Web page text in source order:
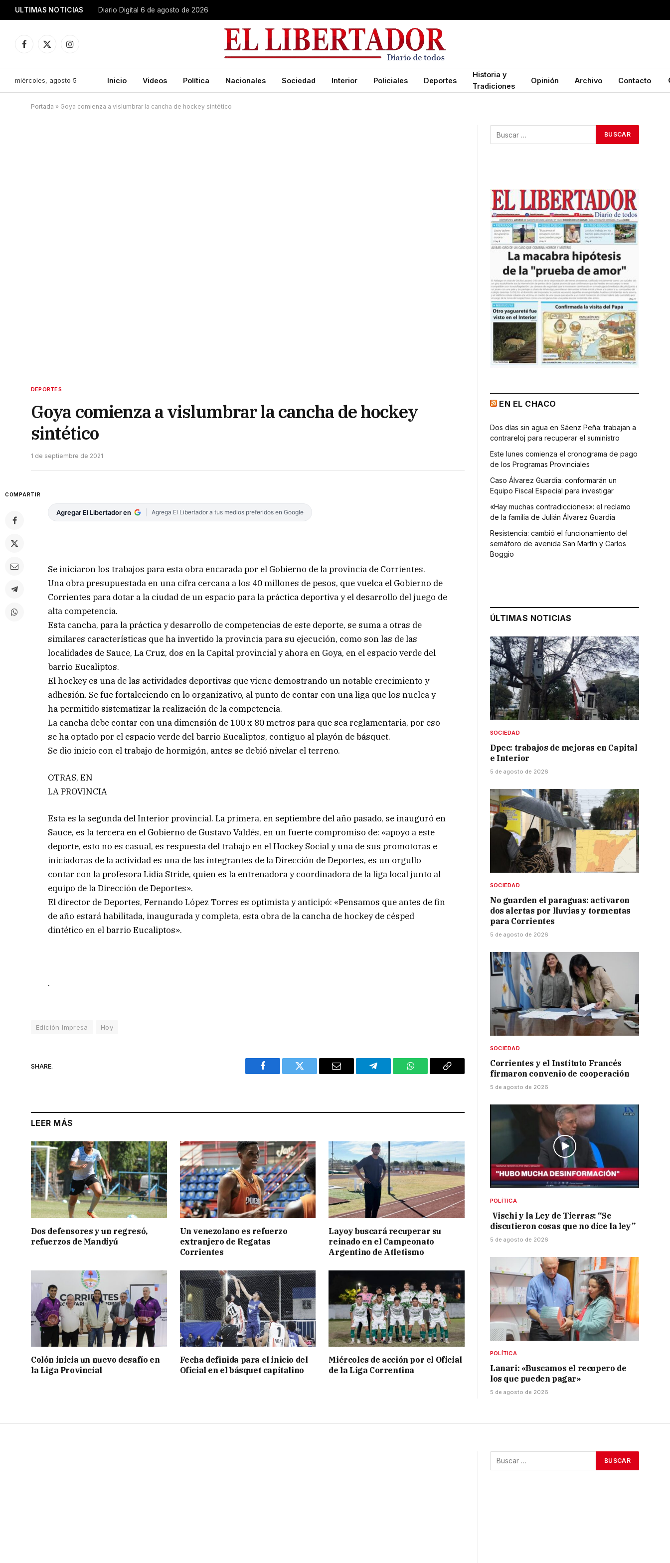
ULTIMAS NOTICIAS Diario Digital 6 de agosto de 2026
Facebook
X
Instagram
miércoles, agosto 5 Inicio Videos Política Nacionales Sociedad Interior Policiales Deportes
Historia y
Tradiciones
Opinión Archivo Contacto
Portada » Goya comienza a vislumbrar la cancha de hockey sintético
DEPORTES
Goya comienza a vislumbrar la cancha de hockey
sintético
1 de septiembre de 2021
COMPARTIR
Agregar El Libertador en Agrega El Libertador a tus medios preferidos en Google
Se iniciaron los trabajos para esta obra encarada por el Gobierno de la provincia de Corrientes.
Una obra presupuestada en una cifra cercana a los 40 millones de pesos, que vuelca el Gobierno de
Corrientes para dotar a la ciudad de un espacio para la práctica deportiva y el desarrollo del juego de
alta competencia.
Esta cancha, para la práctica y desarrollo de competencias de este deporte, se suma a otras de
similares características que ha invertido la provincia para su ejecución, como son las de las
localidades de Sauce, La Cruz, dos en la Capital provincial y ahora en Goya, en el espacio verde del
barrio Eucaliptos.
El hockey es una de las actividades deportivas que viene demostrando un notable crecimiento y
adhesión. Se fue fortaleciendo en lo organizativo, al punto de contar con una liga que los nuclea y
ha permitido sistematizar la realización de la competencia.
La cancha debe contar con una dimensión de 100 x 80 metros para que sea reglamentaria, por eso
se ha optado por el espacio verde del barrio Eucaliptos, contiguo al playón de básquet.
Se dio inicio con el trabajo de hormigón, antes se debió nivelar el terreno.
OTRAS, EN
LA PROVINCIA
Esta es la segunda del Interior provincial. La primera, en septiembre del año pasado, se inauguró en
Sauce, es la tercera en el Gobierno de Gustavo Valdés, en un fuerte compromiso de: «apoyo a este
deporte, esto no es casual, es respuesta del trabajo en el Hockey Social y una de sus promotoras e
iniciadoras de la actividad es una de las integrantes de la Dirección de Deportes, es un orgullo
contar con la profesora Lidia Stride, quien es la entrenadora y coordinadora de la liga local junto al
equipo de la Dirección de Deportes».
El director de Deportes, Fernando López Torres es optimista y anticipó: «Pensamos que antes de fin
de año estará habilitada, inaugurada y completa, esta obra de la cancha de hockey de césped
dintético en el barrio Eucaliptos».
.
Edición Impresa Hoy
SHARE.
Facebook Twitter Email Telegram WhatsAppCopy
LEER MÁS
Dos defensores y un regresó,
refuerzos de Mandiyú
Un venezolano es refuerzo
extranjero de Regatas
Corrientes
Layoy buscará recuperar su
reinado en el Campeonato
Argentino de Atletismo
Colón inicia un nuevo desafío en
la Liga Provincial
Fecha definida para el inicio del
Oficial en el básquet capitalino
Miércoles de acción por el Oficial
de la Liga Correntina
EN EL CHACO
Dos días sin agua en Sáenz Peña: trabajan a
contrareloj para recuperar el suministro
Este lunes comienza el cronograma de pago
de los Programas Provinciales
Caso Álvarez Guardia: conformarán un
Equipo Fiscal Especial para investigar
«Hay muchas contradicciones»: el reclamo
de la familia de Julián Álvarez Guardia
Resistencia: cambió el funcionamiento del
semáforo de avenida San Martín y Carlos
Boggio
ÚLTIMAS NOTICIAS
SOCIEDAD
Dpec: trabajos de mejoras en Capital
e Interior
5 de agosto de 2026
SOCIEDAD
No guarden el paraguas: activaron
dos alertas por lluvias y tormentas
para Corrientes
5 de agosto de 2026
SOCIEDAD
Corrientes y el Instituto Francés
firmaron convenio de cooperación
5 de agosto de 2026
POLÍTICA
Vischi y la Ley de Tierras: “Se
discutieron cosas que no dice la ley”
5 de agosto de 2026
POLÍTICA
Lanari: «Buscamos el recupero de
los que pueden pagar»
5 de agosto de 2026